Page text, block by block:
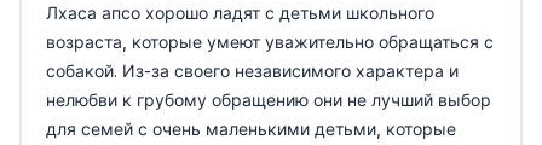
Лхаса апсо хорошо ладят с детьми школьного
возраста, которые умеют уважительно обращаться с
собакой. Из-за своего независимого характера и
нелюбви к грубому обращению они не лучший выбор
для семей с очень маленькими детьми, которые